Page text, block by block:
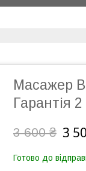
Масажер
Гарантія
3 600 ₴ 3
Готово до